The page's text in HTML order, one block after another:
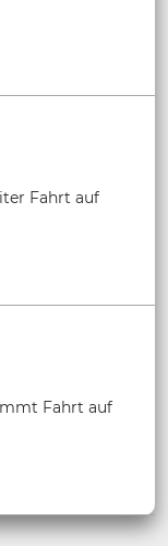
Fahrt auf
Fahrt auf